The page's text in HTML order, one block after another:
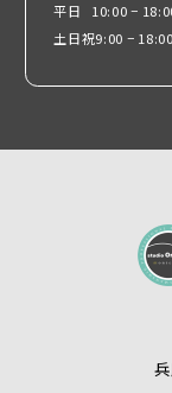
平日
10:00 −
土日祝9:00 − 18:00